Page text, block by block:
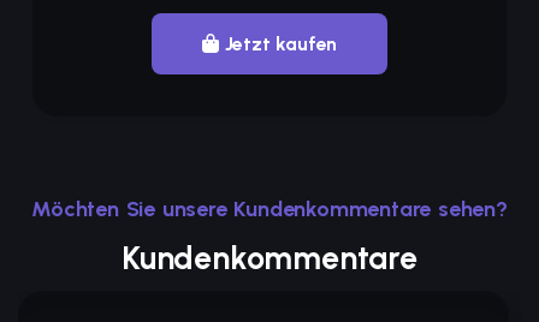
Jetzt kaufen
Möchten Sie unsere Kundenkommentare sehen?
Kundenkommentare